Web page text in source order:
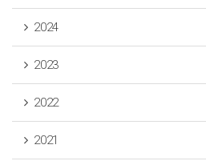
2024
2023
2022
2021